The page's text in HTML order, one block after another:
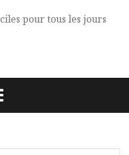
pour tous les jours